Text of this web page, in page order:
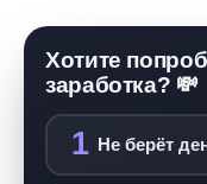
Хотите
заработка? 💸
1 Не берёт